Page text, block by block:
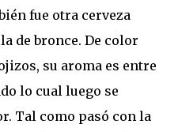
fue otra cerveza
de bronce. De color
su aroma es entre
lo cual luego se
Tal como pasó con la